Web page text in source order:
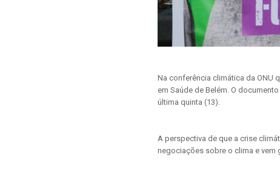
Na conferência climática da ONU
em Saúde de Belém. O
última quinta (13).
A perspectiva de que a crise
negociações sobre o clima e vem